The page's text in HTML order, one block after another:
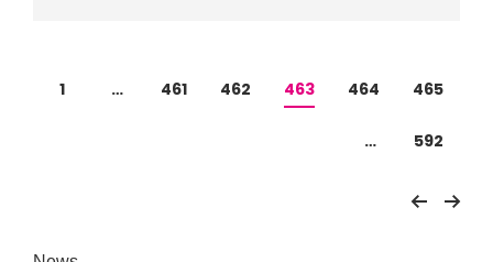
1 … 461 462 463 464 465
… 592